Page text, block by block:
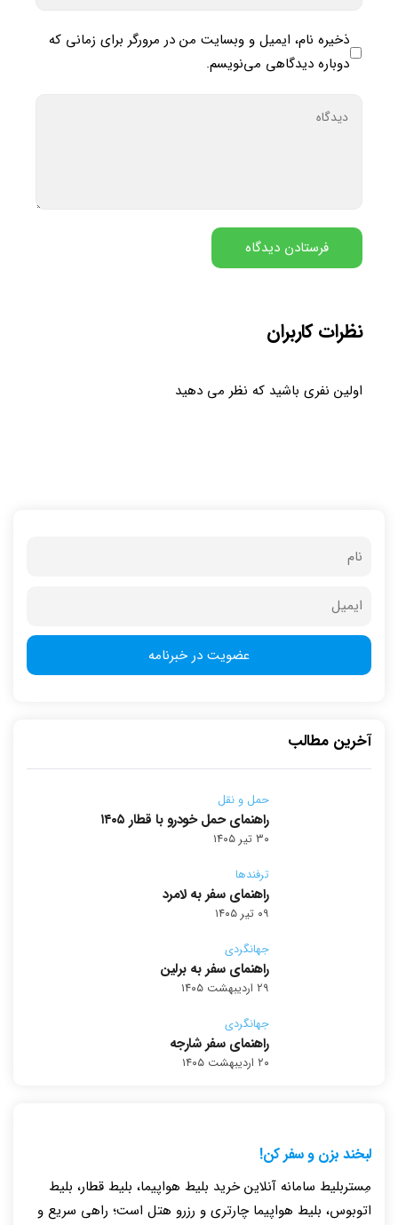
ذخیره نام، ایمیل و وبسایت من در مرورگر برای زمانی که
دوباره دیدگاهی می‌نویسم.
نظرات کاربران
اولین نفری باشید که نظر می دهید
آخرین مطالب
حمل و نقل
راهنمای حمل خودرو با قطار ۱۴۰۵
۳۰ تیر ۱۴۰۵
ترفندها
راهنمای سفر به لامرد
۰۹ تیر ۱۴۰۵
جهانگردی
راهنمای سفر به برلین
۲۹ اردیبهشت ۱۴۰۵
جهانگردی
راهنمای سفر شارجه
۲۰ اردیبهشت ۱۴۰۵
لبخند بزن و سفر کن!
مِستربلیط سامانه آنلاین خرید بلیط هواپیما، بلیط قطار، بلیط
اتوبوس، بلیط هواپیما چارتری و رزرو هتل است؛ راهی سریع و